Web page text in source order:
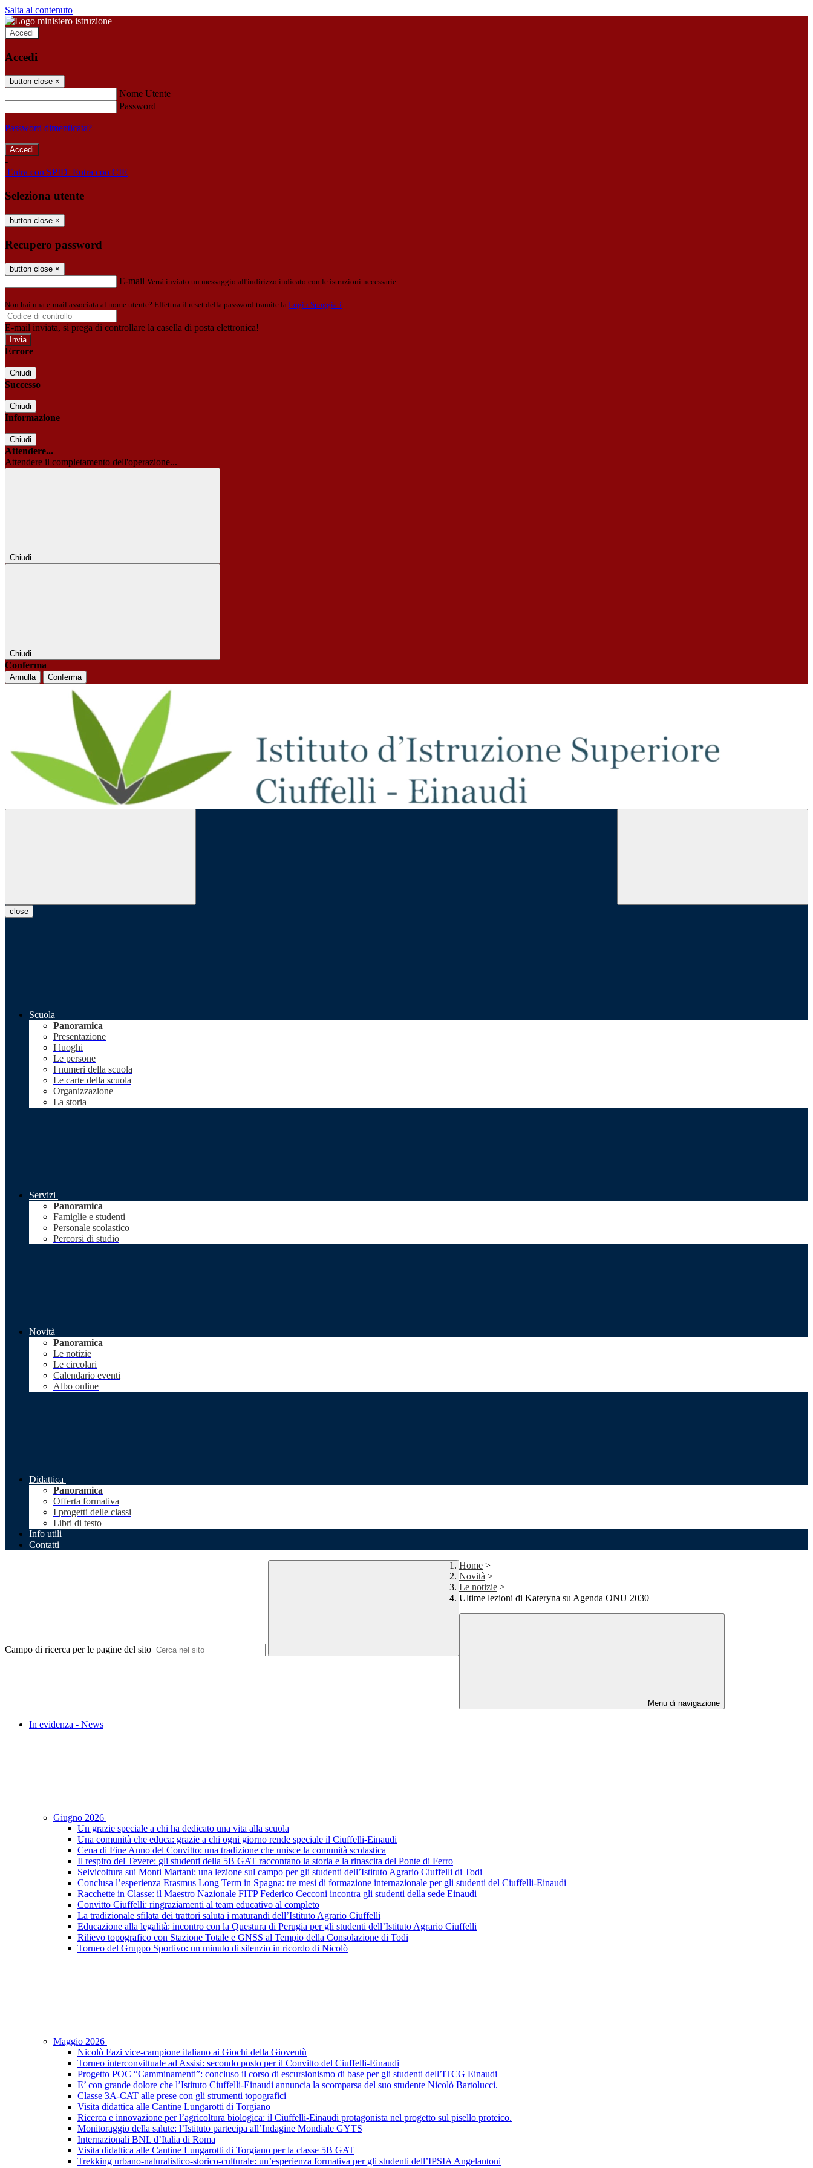
Salta al contenuto
Accedi
Accedi
button close ×
Nome Utente
Password
Password dimenticata?
-
Entra con SPID Entra con CIE
Seleziona utente
button close ×
Recupero password
button close ×
E-mail Verrà inviato un messaggio all'indirizzo indicato con le istruzioni necessarie.
Non hai una e-mail associata al nome utente? Effettua il reset della password tramite la Login Spaggiari
E-mail inviata, si prega di controllare la casella di posta elettronica!
Errore
Chiudi
Successo
Chiudi
Informazione
Chiudi
Attendere...
Attendere il completamento dell'operazione...
Chiudi
Chiudi
Conferma
Annulla Conferma
close
Scuola
Panoramica
Presentazione
I luoghi
Le persone
I numeri della scuola
Le carte della scuola
Organizzazione
La storia
Servizi
Panoramica
Famiglie e studenti
Personale scolastico
Percorsi di studio
Novità
Panoramica
Le notizie
Le circolari
Calendario eventi
Albo online
Didattica
Panoramica
Offerta formativa
I progetti delle classi
Libri di testo
Info utili
Contatti
Campo di ricerca per le pagine del sito
Home >
Novità >
Le notizie >
Ultime lezioni di Kateryna su Agenda ONU 2030
Menu di navigazione
In evidenza - News
Giugno 2026
Un grazie speciale a chi ha dedicato una vita alla scuola
Una comunità che educa: grazie a chi ogni giorno rende speciale il Ciuffelli-Einaudi
Cena di Fine Anno del Convitto: una tradizione che unisce la comunità scolastica
Il respiro del Tevere: gli studenti della 5B GAT raccontano la storia e la rinascita del Ponte di Ferro
Selvicoltura sui Monti Martani: una lezione sul campo per gli studenti dell’Istituto Agrario Ciuffelli di Todi
Conclusa l’esperienza Erasmus Long Term in Spagna: tre mesi di formazione internazionale per gli studenti del Ciuffelli-Einaudi
Racchette in Classe: il Maestro Nazionale FITP Federico Cecconi incontra gli studenti della sede Einaudi
Convitto Ciuffelli: ringraziamenti al team educativo al completo
La tradizionale sfilata dei trattori saluta i maturandi dell’Istituto Agrario Ciuffelli
Educazione alla legalità: incontro con la Questura di Perugia per gli studenti dell’Istituto Agrario Ciuffelli
Rilievo topografico con Stazione Totale e GNSS al Tempio della Consolazione di Todi
Torneo del Gruppo Sportivo: un minuto di silenzio in ricordo di Nicolò
Maggio 2026
Nicolò Fazi vice-campione italiano ai Giochi della Gioventù
Torneo interconvittuale ad Assisi: secondo posto per il Convitto del Ciuffelli-Einaudi
Progetto POC “Camminamenti”: concluso il corso di escursionismo di base per gli studenti dell’ITCG Einaudi
E’ con grande dolore che l’Istituto Ciuffelli-Einaudi annuncia la scomparsa del suo studente Nicolò Bartolucci.
Classe 3A-CAT alle prese con gli strumenti topografici
Visita didattica alle Cantine Lungarotti di Torgiano
Ricerca e innovazione per l’agricoltura biologica: il Ciuffelli-Einaudi protagonista nel progetto sul pisello proteico.
Monitoraggio della salute: l’Istituto partecipa all’Indagine Mondiale GYTS
Internazionali BNL d’Italia di Roma
Visita didattica alle Cantine Lungarotti di Torgiano per la classe 5B GAT
Trekking urbano-naturalistico-storico-culturale: un’esperienza formativa per gli studenti dell’IPSIA Angelantoni